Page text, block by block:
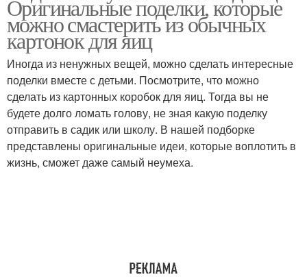
Оригинальные поделки, которые
можно смастерить из обычных
картонок для яиц
Иногда из ненужных вещей, можно сделать интересные
поделки вместе с детьми. Посмотрите, что можно
сделать из картонных коробок для яиц. Тогда вы не
будете долго ломать голову, не зная какую поделку
отправить в садик или школу. В нашей подборке
представлены оригинальные идеи, которые воплотить в
жизнь, сможет даже самый неумеха.